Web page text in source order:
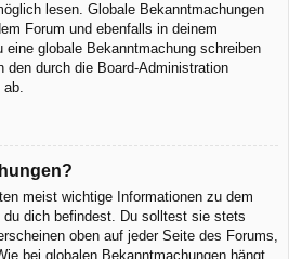
lesen. Globale Bekanntmachungen
Forum und ebenfalls in deinem
eine globale Bekanntmachung schreiben
den durch die Board-Administration
ab.
meist wichtige Informationen zu dem
dich befindest. Du solltest sie stets
oben auf jeder Seite des Forums,
bei globalen Bekanntmachungen hängt